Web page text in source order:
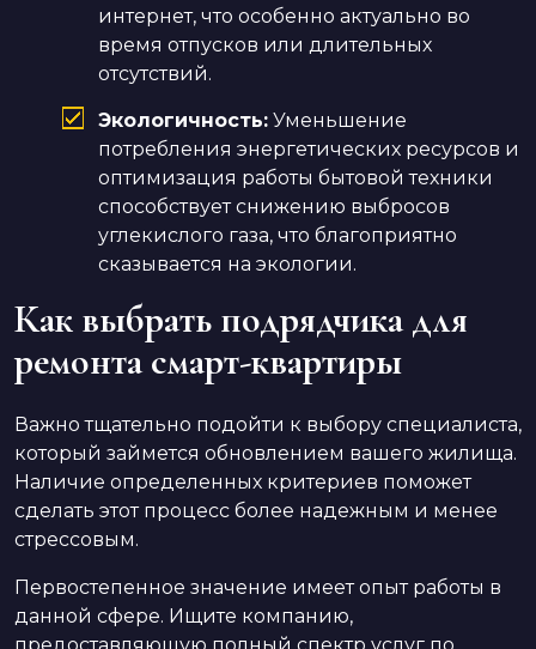
интернет, что особенно актуально во
время отпусков или длительных
отсутствий.
Экологичность: Уменьшение
потребления энергетических ресурсов и
оптимизация работы бытовой техники
способствует снижению выбросов
углекислого газа, что благоприятно
сказывается на экологии.
Как выбрать подрядчика для
ремонта смарт-квартиры
Важно тщательно подойти к выбору специалиста,
который займется обновлением вашего жилища.
Наличие определенных критериев поможет
сделать этот процесс более надежным и менее
стрессовым.
Первостепенное значение имеет опыт работы в
данной сфере. Ищите компанию,